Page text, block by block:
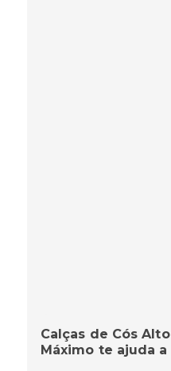
Calças de Cós
Máximo te ajuda